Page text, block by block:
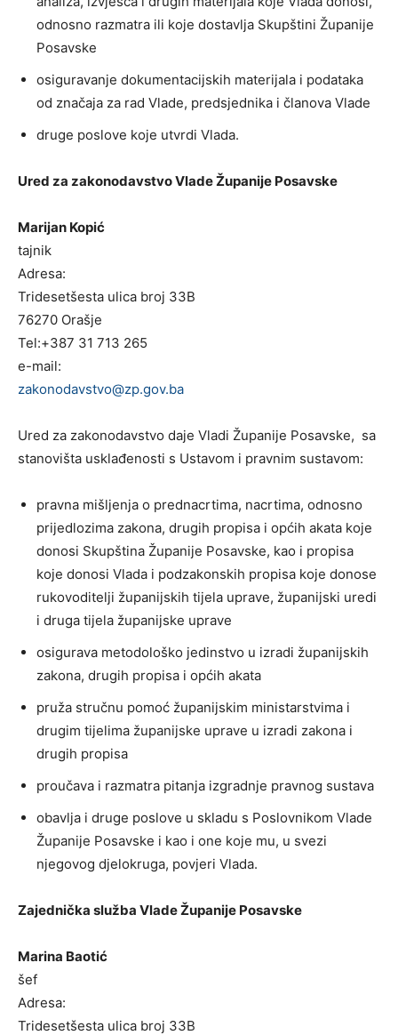
odnosno razmatra ili koje dostavlja Skupštini Županije
Posavske
osiguravanje dokumentacijskih materijala i podataka
od značaja za rad Vlade, predsjednika i članova Vlade
druge poslove koje utvrdi Vlada.
Ured za zakonodavstvo Vlade Županije Posavske
Marijan Kopić
tajnik
Adresa:
Tridesetšesta ulica broj 33B
76270 Orašje
Tel:+387 31 713 265
e-mail:
zakonodavstvo@zp.gov.ba
Ured za zakonodavstvo daje Vladi Županije Posavske, sa
stanovišta usklađenosti s Ustavom i pravnim sustavom:
pravna mišljenja o prednacrtima, nacrtima, odnosno
prijedlozima zakona, drugih propisa i općih akata koje
donosi Skupština Županije Posavske, kao i propisa
koje donosi Vlada i podzakonskih propisa koje donose
rukovoditelji županijskih tijela uprave, županijski uredi
i druga tijela županijske uprave
osigurava metodološko jedinstvo u izradi županijskih
zakona, drugih propisa i općih akata
pruža stručnu pomoć županijskim ministarstvima i
drugim tijelima županijske uprave u izradi zakona i
drugih propisa
proučava i razmatra pitanja izgradnje pravnog sustava
obavlja i druge poslove u skladu s Poslovnikom Vlade
Županije Posavske i kao i one koje mu, u svezi
njegovog djelokruga, povjeri Vlada.
Zajednička služba Vlade Županije Posavske
Marina Baotić
šef
Adresa:
Tridesetšesta ulica broj 33B